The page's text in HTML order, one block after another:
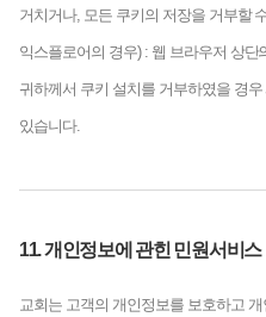
거치거나, 모든 쿠키의 저장을 거부할
익스플로어의 경우): 웹 브라우저 상단
귀하께서 쿠키 설치를 거부하였을 경
있습니다.
11. 개인정보에 관힌 민원서비스
교회는 고객의 개인정보를 보호하고